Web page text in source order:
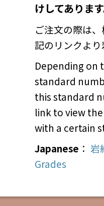
けしてありま
ご注文の際は
記のリンクよ
Depending on
standard
this standard
link to view
with a certain
Japanese ： 岩
Grades